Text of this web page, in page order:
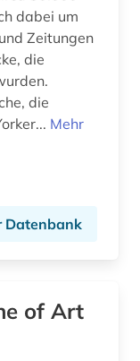
dabei um
die
die
Mehr
Datenbank
of Art